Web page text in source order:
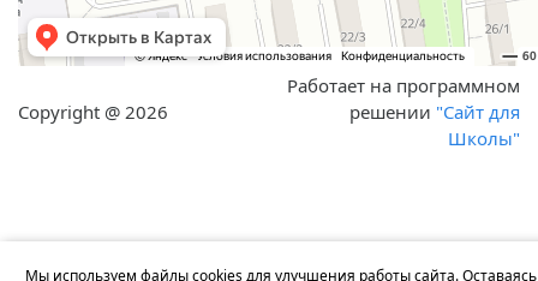
Copyright @ 2026
Работает на программном
решении "Сайт для
Школы"
Мы используем файлы cookies для улучшения работы сайта.